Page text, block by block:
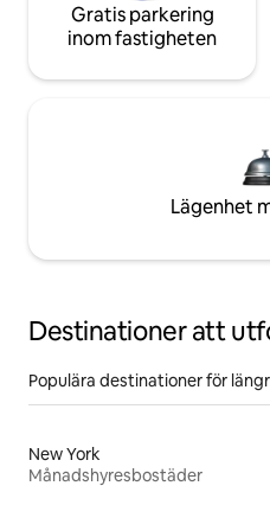
Gratis parkering
inom fastigheten
Lägenhet
Destinationer att
Populära destinationer för
New York
Månadshyresbostäder